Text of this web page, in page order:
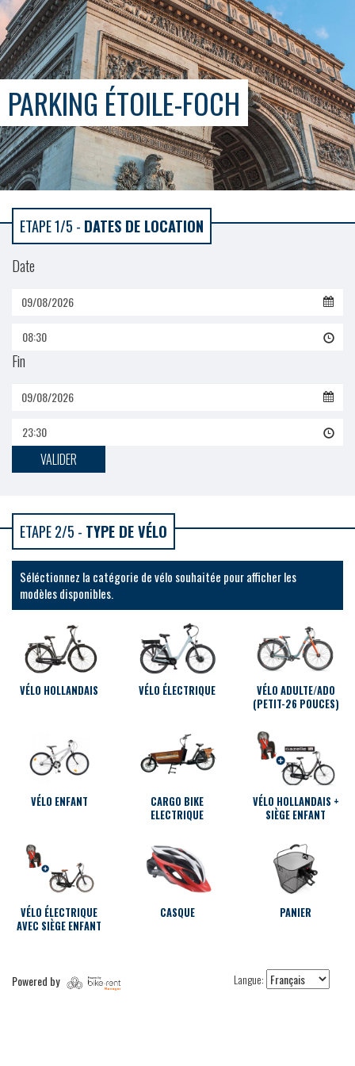
PARKING ÉTOILE-FOCH
ETAPE 1/5 - DATES DE LOCATION
Date
08:30
Fin
23:30
VALIDER
ETAPE 2/5 - TYPE DE VÉLO
Séléctionnez la catégorie de vélo souhaitée pour afficher les
modèles disponibles.
VÉLO HOLLANDAIS VÉLO ÉLECTRIQUE
VÉLO ADULTE/ADO
(PETIT-26 POUCES)
VÉLO ENFANT
CARGO BIKE
ELECTRIQUE
VÉLO HOLLANDAIS +
SIÈGE ENFANT
VÉLO ÉLECTRIQUE
AVEC SIÈGE ENFANT
CASQUE PANIER
Langue:
Powered by